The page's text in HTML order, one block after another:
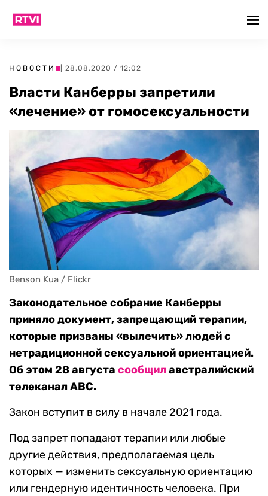
НОВОСТИ | 28.08.2020 / 12:02
Власти Канберры запретили
«лечение» от гомосексуальности
Benson Kua / Flickr
Законодательное собрание Канберры
приняло документ, запрещающий терапии,
которые призваны «вылечить» людей с
нетрадиционной сексуальной ориентацией.
Об этом 28 августа сообщилавстралийский
телеканал ABC.
Закон вступит в силу в начале 2021 года.
Под запрет попадают терапии или любые
другие действия, предполагаемая цель
которых — изменить сексуальную ориентацию
или гендерную идентичность человека. При